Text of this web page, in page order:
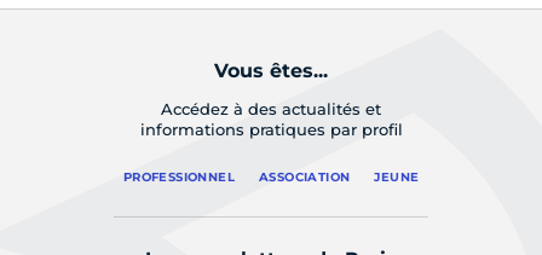
Vous êtes...
Accédez à des actualités et
informations pratiques par profil
PROFESSIONNEL ASSOCIATION JEUNE